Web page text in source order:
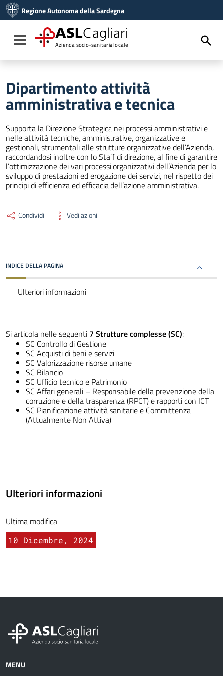
Vai al menu di navigazione
Vai al footer
Regione Autonoma della Sardegna
Toggle navigation
ASLCagliari
Azienda socio-sanitaria locale
Dipartimento attività
amministrativa e tecnica
Supporta la Direzione Strategica nei processi amministrativi e
nelle attività tecniche, amministrative, organizzative e
gestionali, strumentali alle strutture organizzative dell’Azienda,
raccordandosi inoltre con lo Staff di direzione, al fine di garantire
l’ottimizzazione dei vari processi organizzativi dell’Azienda per lo
sviluppo di prestazioni ed erogazione dei servizi, nel rispetto dei
principi di efficienza ed efficacia dell’azione amministrativa.
Condividi Vedi azioni
INDICE DELLA PAGINA
Ulteriori informazioni
Si articola nelle seguenti 7 Strutture complesse (SC):
SC Controllo di Gestione
SC Acquisti di beni e servizi
SC Valorizzazione risorse umane
SC Bilancio
SC Ufficio tecnico e Patrimonio
SC Affari generali – Responsabile della prevenzione della
corruzione e della trasparenza (RPCT) e rapporti con ICT
SC Pianificazione attività sanitarie e Committenza
(Attualmente Non Attiva)
Ulteriori informazioni
Ultima modifica
10 Dicembre, 2024
MENU